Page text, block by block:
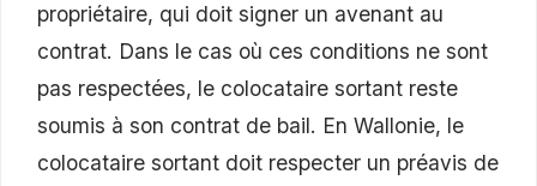
propriétaire, qui doit signer un avenant au
contrat. Dans le cas où ces conditions ne sont
pas respectées, le colocataire sortant reste
soumis à son contrat de bail. En Wallonie, le
colocataire sortant doit respecter un préavis de